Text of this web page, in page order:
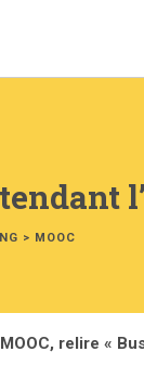
> MOOC
relire «